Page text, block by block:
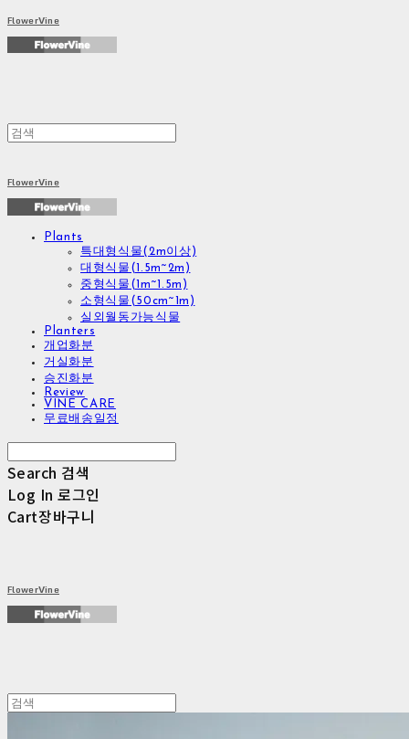
FlowerVine
FlowerVine
Plants
특대형식물(2m이상)
대형식물(1.5m~2m)
중형식물(1m~1.5m)
소형식물(50cm~1m)
실외월동가능식물
Planters
개업화분
거실화분
승진화분
Review
VINE CARE
무료배송일정
Search 검색
Log In 로그인
Cart장바구니
FlowerVine